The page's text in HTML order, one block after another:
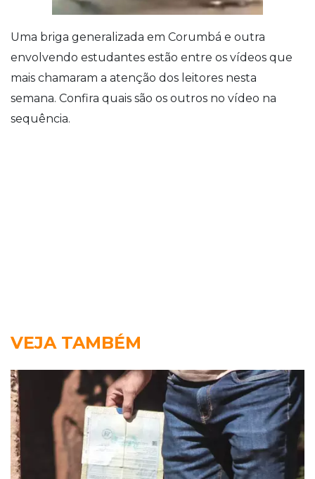
Uma briga generalizada em Corumbá e outra
envolvendo estudantes estão entre os vídeos que
mais chamaram a atenção dos leitores nesta
semana. Confira quais são os outros no vídeo na
sequência.
VEJA TAMBÉM